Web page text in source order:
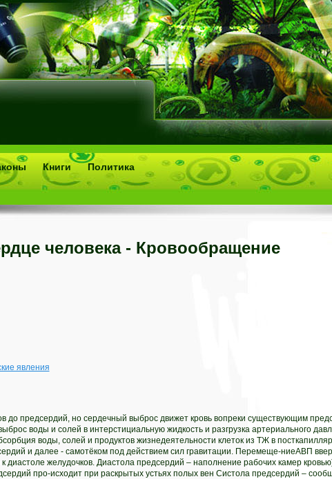
Книги Политика
человека - Кровообращение
явления
до предсердий, но сердечный выброс движет кровь вопреки существующим
воды и солей в интерстициальную жидкость и разгрузка артериального
воды, солей и продуктов жизнедеятельности клеток из ТЖ в
и далее - самотёком под действием сил гравитации. Перемеще-ниеАВП
диастоле желудочков. Диастола предсердий – наполнение рабочих камер
про-исходит при раскрытых устьях полых вен Систола предсердий –